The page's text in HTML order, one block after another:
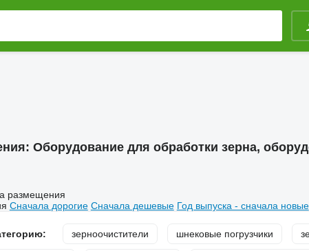
Оборудование для обработки зерна,
размещения
Сначала дорогие Сначала дешевые Год выпуска - сначала новые
зерноочистители шнековые погрузчики